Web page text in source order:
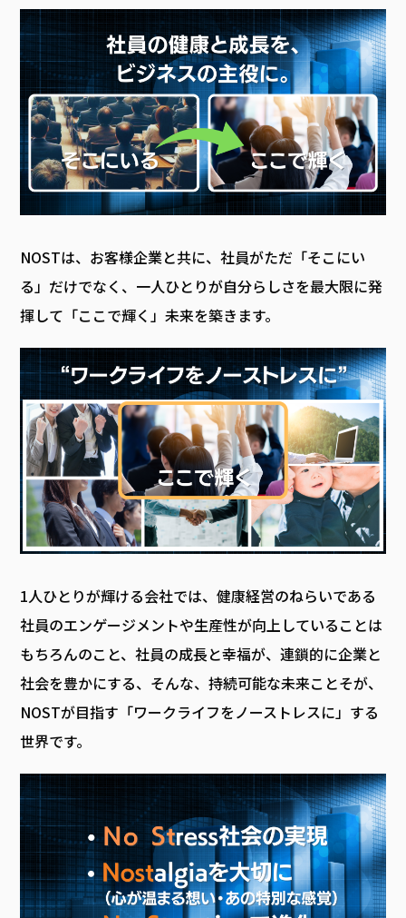
NOSTは、お客様企業と共に、社員がただ「そこにい
る」だけでなく、一人ひとりが自分らしさを最大限に発
揮して「ここで輝く」未来を築きます。
1人ひとりが輝ける会社では、健康経営のねらいである
社員のエンゲージメントや生産性が向上していることは
もちろんのこと、社員の成長と幸福が、連鎖的に企業と
社会を豊かにする、そんな、持続可能な未来ことそが、
NOSTが目指す「ワークライフをノーストレスに」する
世界です。